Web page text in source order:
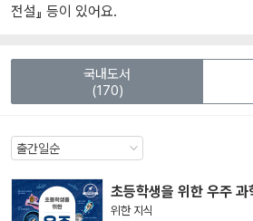
전설』 등이 있어요.
국내도서
(170)
초등학생을 위한 우주
위한 지식